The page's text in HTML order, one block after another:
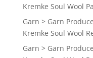
Kremke Soul Wool
Garn > Garn
Kremke Soul Wool
Garn > Garn